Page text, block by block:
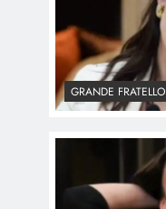
GRANDE FRATELLO